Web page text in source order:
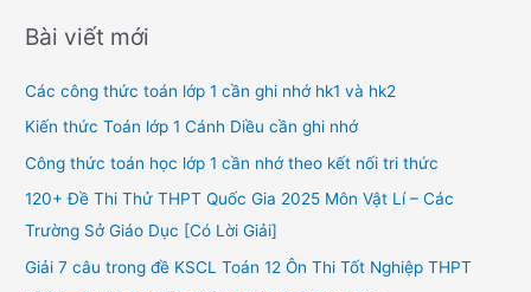
r
h
f
o
Bài viết mới
Các công thức toán lớp 1 cần ghi nhớ hk1 và hk2
Kiến thức Toán lớp 1 Cánh Diều cần ghi nhớ
Công thức toán học lớp 1 cần nhớ theo kết nối tri thức
120+ Đề Thi Thử THPT Quốc Gia 2025 Môn Vật Lí – Các
Trường Sở Giáo Dục [Có Lời Giải]
Giải 7 câu trong đề KSCL Toán 12 Ôn Thi Tốt Nghiệp THPT